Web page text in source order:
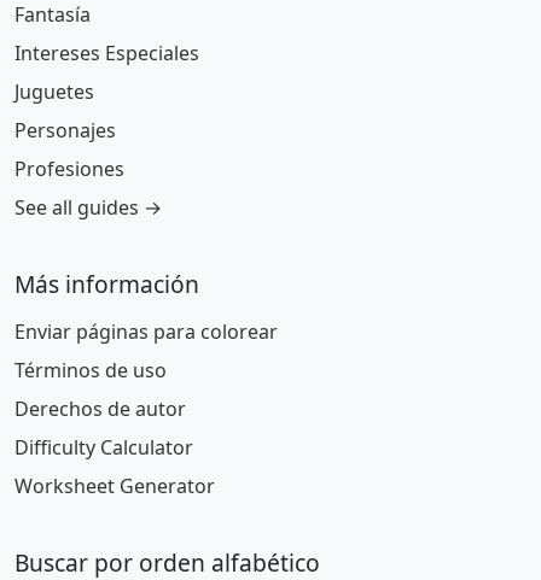
Fantasía
Intereses Especiales
Juguetes
Personajes
Profesiones
See all guides →
Más información
Enviar páginas para colorear
Términos de uso
Derechos de autor
Difficulty Calculator
Worksheet Generator
Buscar por orden alfabético